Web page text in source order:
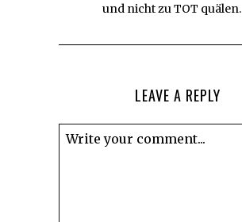
und nicht zu TOT quälen.
LEAVE A REPLY